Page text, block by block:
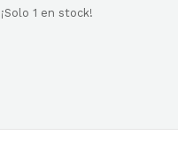
Valorado
con
¡Solo 1 en stock!